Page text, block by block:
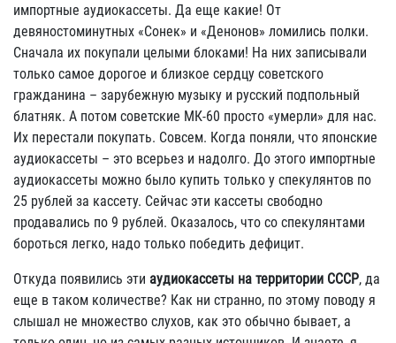
импортные аудиокассеты. Да еще какие! От
девяностоминутных «Сонек» и «Денонов» ломились полки.
Сначала их покупали целыми блоками! На них записывали
только самое дорогое и близкое сердцу советского
гражданина – зарубежную музыку и русский подпольный
блатняк. А потом советские МК-60 просто «умерли» для нас.
Их перестали покупать. Совсем. Когда поняли, что японские
аудиокассеты – это всерьез и надолго. До этого импортные
аудиокассеты можно было купить только у спекулянтов по
25 рублей за кассету. Сейчас эти кассеты свободно
продавались по 9 рублей. Оказалось, что со спекулянтами
бороться легко, надо только победить дефицит.
Откуда появились эти аудиокассеты на территории СССР, да
еще в таком количестве? Как ни странно, по этому поводу я
слышал не множество слухов, как это обычно бывает, а